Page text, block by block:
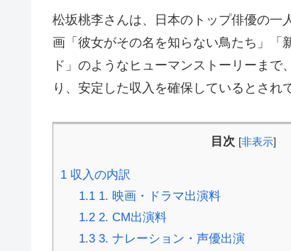
松坂桃李さんは、日本のトップ俳優の一
画「彼女がその名を知らない鳥たち」「
ド」のようなヒューマンストーリーま
り、安定した収入を確保しているとされ
目次 [非表示]
1 収入の内訳
1.11. 映画・ドラマ出演料
1.22. CM出演料
1.33. ナレーション・声優出演